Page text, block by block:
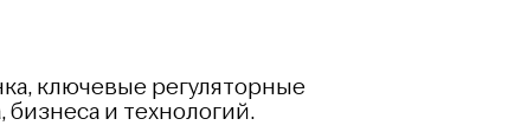
ключевые регуляторные
и технологий.